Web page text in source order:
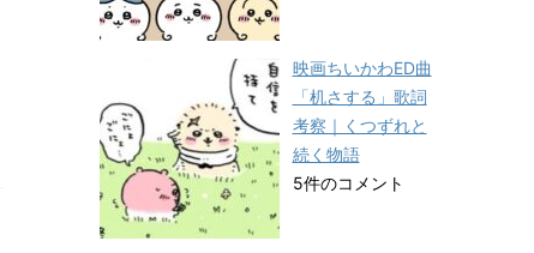
映画ちいかわED曲
「机さする」歌詞
考察｜くつずれと
続く物語
5件のコメント